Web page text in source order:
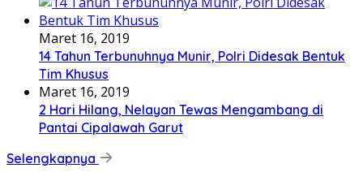
Maret 16, 2019
14 Tahun Terbunuhnya Munir, Polri Didesak Bentuk
Tim Khusus
Maret 16, 2019
2 Hari Hilang, Nelayan Tewas Mengambang di
Pantai Cipalawah Garut
Selengkapnya